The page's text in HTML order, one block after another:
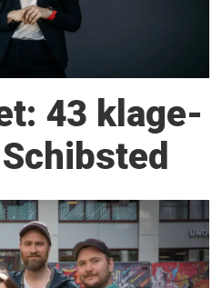
43 klage­